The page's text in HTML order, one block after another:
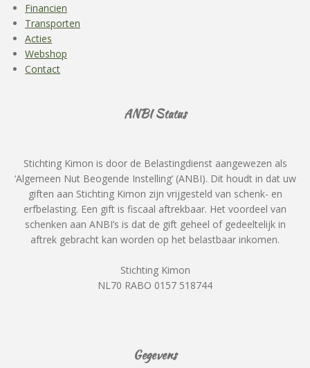
Financien
Transporten
Acties
Webshop
Contact
ANBI Status
Stichting Kimon is door de Belastingdienst aangewezen als
‘Algemeen Nut Beogende Instelling’ (ANBI). Dit houdt in dat uw
giften aan Stichting Kimon zijn vrijgesteld van schenk- en
erfbelasting. Een gift is fiscaal aftrekbaar. Het voordeel van
schenken aan ANBI’s is dat de gift geheel of gedeeltelijk in
aftrek gebracht kan worden op het belastbaar inkomen.
Stichting Kimon
NL70 RABO 0157 518744
Gegevens